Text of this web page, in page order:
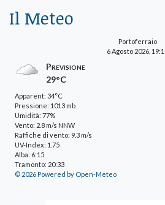
Il Meteo
Portoferraio
6 Agosto 2026,
Previsione
29°C
Apparent: 34°C
Pressione: 1013 mb
Umidità: 77%
Vento: 2.8 m/s NNW
Raffiche di vento: 9.3 m/s
UV-Index: 1.75
Alba: 6:15
Tramonto: 20:33
© 2026 Powered by Open-Meteo